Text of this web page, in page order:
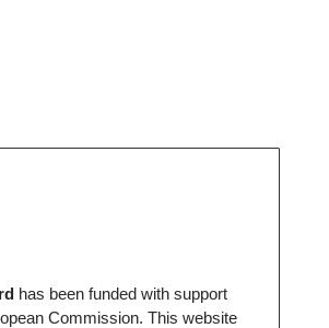
has been funded with support
Commission. This website